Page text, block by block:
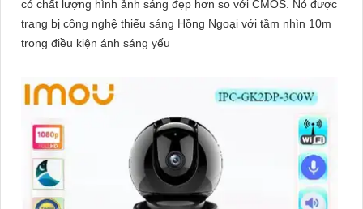
có chất lượng hình ảnh sáng đẹp hơn so với CMOS. Nó được
trang bị công nghệ thiếu sáng Hồng Ngoại với tầm nhìn 10m
trong điều kiện ánh sáng yếu